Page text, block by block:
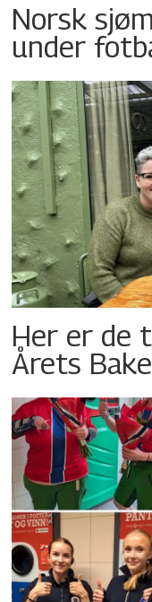
Norsk
under
Her er de
Årets